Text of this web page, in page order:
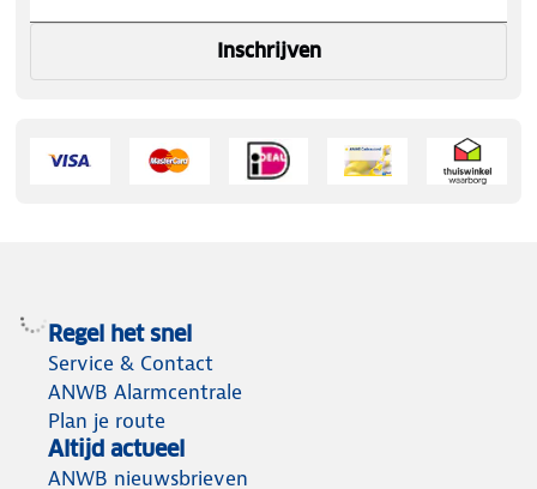
Inschrijven
Regel het snel
Service & Contact
ANWB Alarmcentrale
Plan je route
Altijd actueel
ANWB nieuwsbrieven